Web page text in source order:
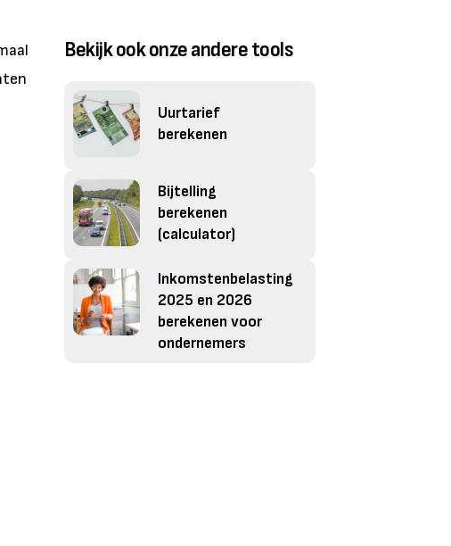
Bekijk ook onze andere tools
Uurtarief
berekenen
Bijtelling
berekenen
(calculator)
Inkomstenbelasting
2025 en 2026
berekenen voor
ondernemers